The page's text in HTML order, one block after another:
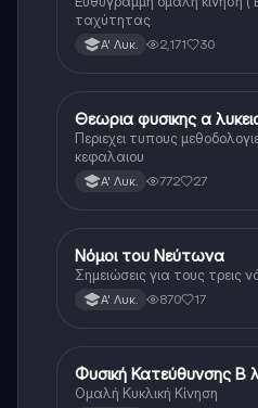
ταχύτητας
Α' Λυκ. 2,171 30
Φυσική
Θεωρια φυσικης α
Περιεχει τυπους
κεφαλαιου
Α' Λυκ. 772 27
Φυσική
Νόμοι του Νεύτωνα
Σημειώσεις για τους τρεις
Α' Λυκ. 870 17
Φυσική (Θετ.)
Φυσική Κατεύθυνσης Β
Ομαλή Κυκλική Κίνηση